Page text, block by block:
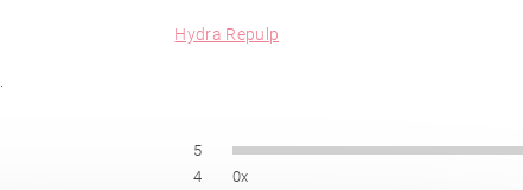
Hydra Repulp
5
4
0x